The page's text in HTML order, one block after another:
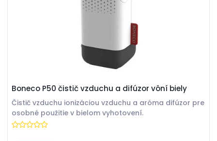
Boneco P50 čistič vzduchu a difúzor vôní biely
Čistič vzduchu ionizáciou vzduchu a aróma difúzor pre
osobné použitie v bielom vyhotovení.